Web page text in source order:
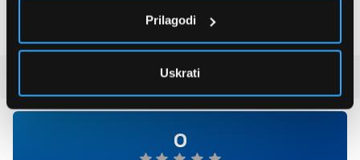
Prilagodi
Uskrati
0